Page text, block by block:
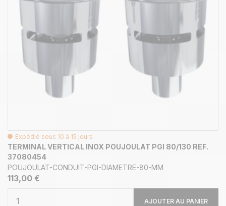
Expédié sous 10 à 15 jours
TERMINAL VERTICAL INOX POUJOULAT PGI 80/130 REF.
37080454
POUJOULAT-CONDUIT-PGI-DIAMETRE-80-MM
113,00 €
AJOUTER AU PANIER